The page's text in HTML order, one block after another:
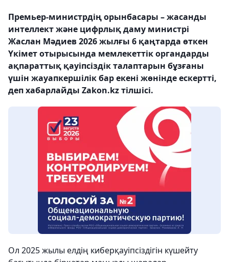
Премьер-министрдің орынбасары – жасанды
интеллект және цифрлық даму министрі
Жаслан Мәдиев 2026 жылғы 6 қаңтарда өткен
Үкімет отырысында мемлекеттік органдарды
ақпараттық қауіпсіздік талаптарын бұзғаны
үшін жауапкершілік бар екені жөнінде ескертті,
деп хабарлайды Zakon.kz тілшісі.
Ол 2025 жылы елдің киберқауіпсіздігін күшейту